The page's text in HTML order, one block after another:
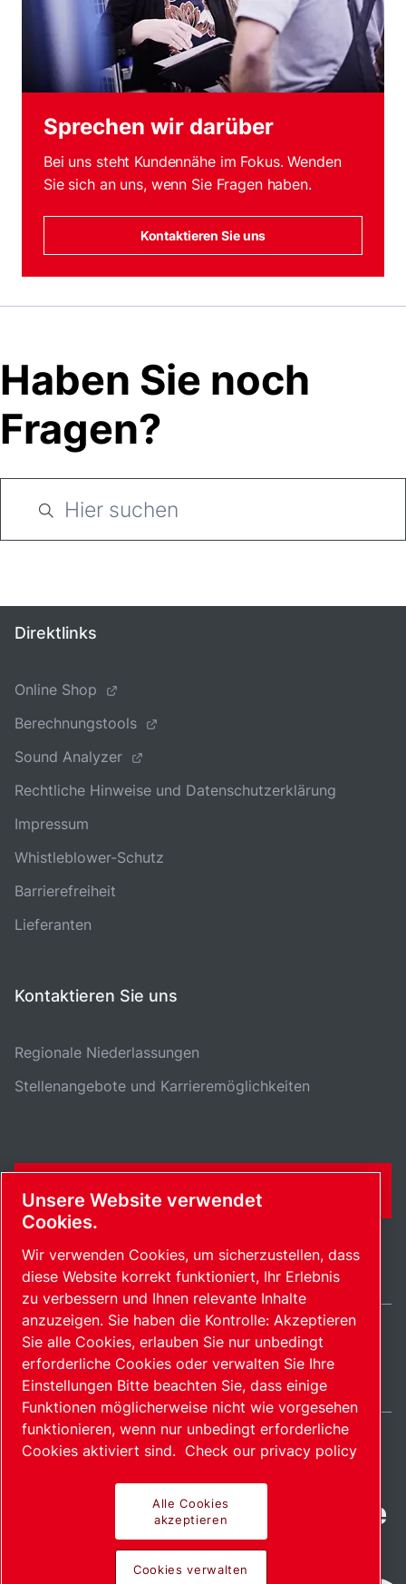
Sprechen wir darüber
Bei uns steht Kundennähe im Fokus. Wenden
Sie sich an uns, wenn Sie Fragen haben.
Kontaktieren Sie uns
Haben Sie noch
Fragen?
Direktlinks
Online Shop
Berechnungstools
Sound Analyzer
Rechtliche Hinweise und Datenschutzerklärung
Impressum
Whistleblower-Schutz
Barrierefreiheit
Lieferanten
Kontaktieren Sie uns
Regionale Niederlassungen
Stellenangebote und Karrieremöglichkeiten
KONTAKTFORMULAR
SitemapCookies verwalten© 2026 Copyright.
Switzerland / DE
Fortschrittliche Produkte
mit Leidenschaft
Unsere Website verwendet
Cookies.
Wir verwenden Cookies, um sicherzustellen, dass
diese Website korrekt funktioniert, Ihr Erlebnis
zu verbessern und Ihnen relevante Inhalte
anzuzeigen. Sie haben die Kontrolle: Akzeptieren
Sie alle Cookies, erlauben Sie nur unbedingt
erforderliche Cookies oder verwalten Sie Ihre
Einstellungen Bitte beachten Sie, dass einige
Funktionen möglicherweise nicht wie vorgesehen
funktionieren, wenn nur unbedingt erforderliche
Cookies aktiviert sind. Check our privacy policy
Alle Cookies
akzeptieren
Cookies verwalten